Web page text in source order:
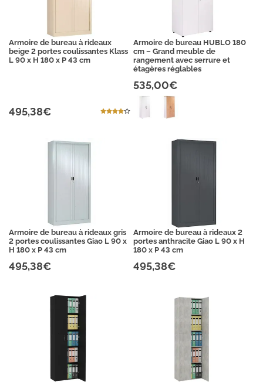
Armoire de bureau à rideaux
beige 2 portes coulissantes Klass
L 90 x H 180 x P 43 cm
495,38€
Armoire de bureau HUBLO 180
cm – Grand meuble de
rangement avec serrure et
étagères réglables
535,00€
Armoire de bureau à rideaux gris
2 portes coulissantes Giao L 90 x
H 180 x P 43 cm
495,38€
Armoire de bureau à rideaux 2
portes anthracite Giao L 90 x H
180 x P 43 cm
495,38€